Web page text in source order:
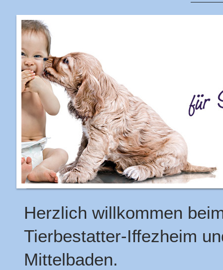
Herzlich willkommen
Tierbestatter-Iffezheim
Mittelbaden.